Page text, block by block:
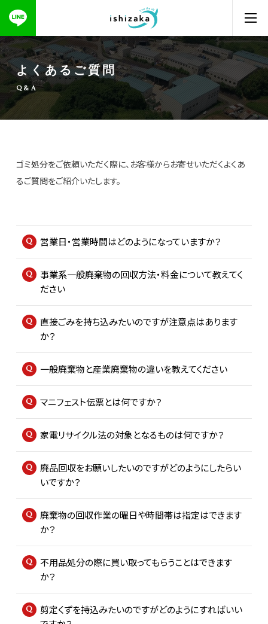
よくあるご質問
Q&A
ゴミ処分をご依頼いただく際に、お客様からお寄せいただくよくあ
るご質問をご紹介いたします。
営業日・営業時間はどのようになっていますか？
定休日は、第二・第四土曜、日曜、祝日となっております。
事業系一般廃棄物の回収方法・料金について教えてく
ださい
紙くず、プラスチックくずなどを指します。
し、内容に応じて提示させていただきます。
業廃棄物となり、別途契約が必要です。どちらの廃棄物も
ください。
直接ごみを持ち込みたいのですが注意点はあります
か？
種類ごとに重量を計量し、金額をご提示いたしますのでご
ってご利用ください。ご不明な点はお近くのスタッフにお問
一般廃棄物と産業廃棄物の違いを教えてください
者へ委託することも可能です。その際は、事前に委託契約
の締結が必要となりますのでご注意ください。
しております。処理方法についてのご相談も承りますので、
お気軽にお問い合わせください。
マニフェスト伝票とは何ですか？
の保管義務があります。
類があり、当社ではどちらにも対応しております。詳しくは
お問い合わせください。
家電リサイクル法の対象となるものは何ですか？
ン管・液晶・プラズマ）、冷蔵庫・冷凍庫、洗濯機・衣類乾燥
廃品回収をお願いしたいのですがどのようにしたらい
いですか？
場合、熊本市の助成金制度をご利用いただけます。まず
その後、当社へご連絡いただき、担当者と回収日時や場所
の打ち合わせを行います。回収作業後、回収物は品目ごと
に計量し、買取金額をお支払いいたします。
最後に、熊本市への助成金申請手続きをお済ませくださ
廃棄物の回収作業の曜日や時間帯は指定はできます
か？
ただし、他のお客様の回収スケジュールとの調整が必要と
ただければと存じます。
可能な限り柔軟に対応いたしますので、お気軽にご相談く
不用品処分の際に買い取ってもらうことはできます
か？
買取をご希望の場合は、お気軽にご相談ください。
剪定くずを持込みたいのですがどのようにすればいい